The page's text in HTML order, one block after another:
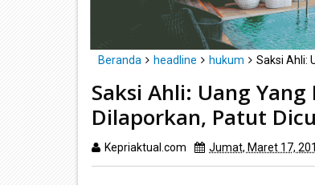
Beranda headline hukum Saksi Ahli:
Saksi Ahli: Uang
Dilaporkan, Patut
Kepriaktual.com Jumat, Maret 17,